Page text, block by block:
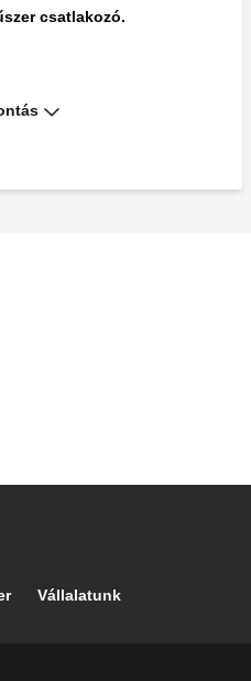
csatlakozó.
INAIL nyomásmérő
Vállalatunk